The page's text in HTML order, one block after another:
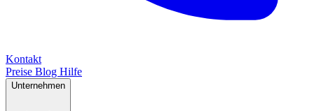
Kontakt
Preise Blog Hilfe
Unternehmen